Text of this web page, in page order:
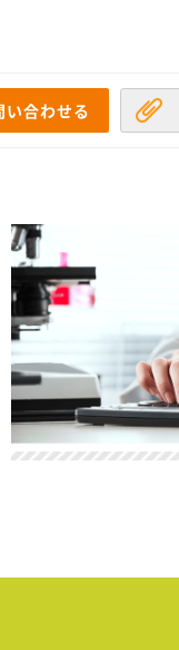
い合わせる